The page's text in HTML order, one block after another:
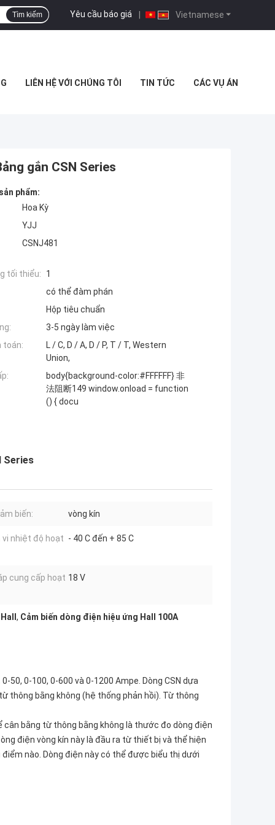
Vietnamese
Yêu cầu báo giá |
Tìm kiếm
LIÊN HỆ VỚI CHÚNG TÔI TIN TỨC CÁC VỤ ÁN
gắn CSN Series
phẩm:
Hoa Kỳ
YJJ
CSNJ481
tối thiểu:
1
có thể đàm phán
Hộp tiêu chuẩn
3-5 ngày làm việc
toán:
L / C, D / A, D / P, T / T, Western
Union,
body{background-color:#FFFFFF} 非
法阻断149 window.onload = function
() { docu
Series
biến: vòng kín
vi nhiệt độ hoạt - 40 C đến + 85 C
cung cấp hoạt 18 V
, Cảm biến dòng điện hiệu ứng Hall 100A
50, 0-100, 0-600 và 0-1200 Ampe. Dòng CSN dựa
thông bằng không (hệ thống phản hồi). Từ thông
bằng từ thông bằng không là thước đo dòng điện
điện vòng kín này là đầu ra từ thiết bị và thể hiện
nào. Dòng điện này có thể được biểu thị dưới